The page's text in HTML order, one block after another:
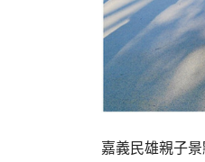
嘉義民雄親子